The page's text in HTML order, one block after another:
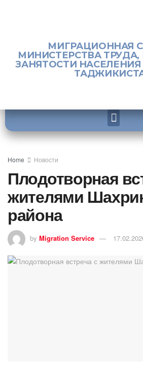
МИГРАЦИОННАЯ
МИНИСТЕРСТВА
ЗАНЯТОСТИ
Home Новости
Плодотворная
жителями
района
by Migration Service